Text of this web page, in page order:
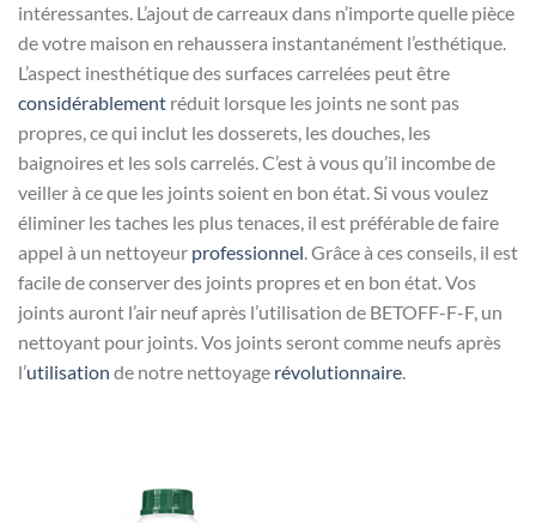
intéressantes. L’ajout de carreaux dans n’importe quelle pièce
de votre maison en rehaussera instantanément l’esthétique.
L’aspect inesthétique des surfaces carrelées peut être
considérablement réduit lorsque les joints ne sont pas
propres, ce qui inclut les dosserets, les douches, les
baignoires et les sols carrelés. C’est à vous qu’il incombe de
veiller à ce que les joints soient en bon état. Si vous voulez
éliminer les taches les plus tenaces, il est préférable de faire
appel à un nettoyeur professionnel. Grâce à ces conseils, il est
facile de conserver des joints propres et en bon état. Vos
joints auront l’air neuf après l’utilisation de BETOFF-F-F, un
nettoyant pour joints. Vos joints seront comme neufs après
l’utilisation de notre nettoyage révolutionnaire.